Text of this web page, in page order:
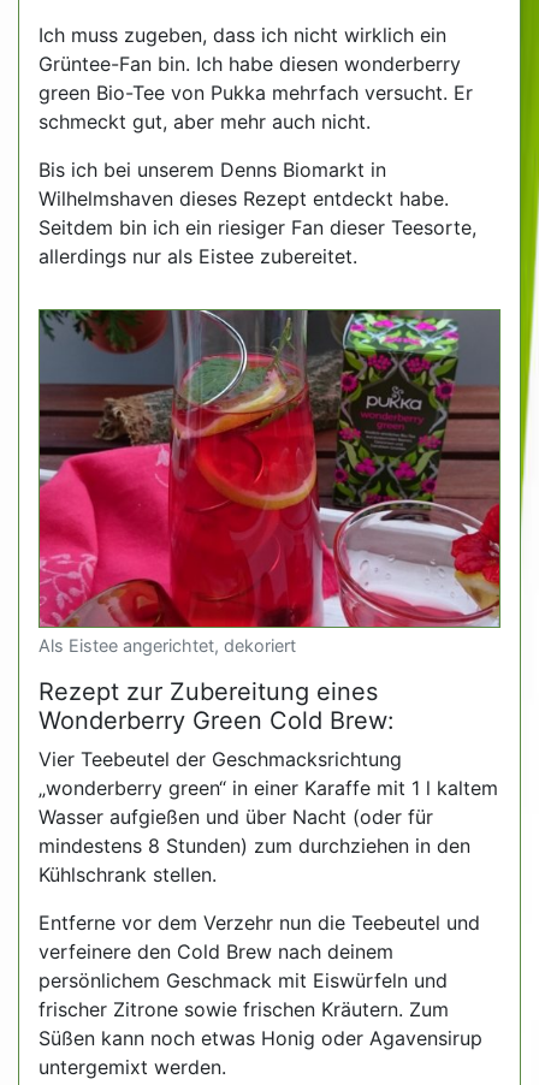
Ich muss zugeben, dass ich nicht wirklich ein
Grüntee-Fan bin. Ich habe diesen wonderberry
green Bio-Tee von Pukka mehrfach versucht. Er
schmeckt gut, aber mehr auch nicht.
Bis ich bei unserem Denns Biomarkt in
Wilhelmshaven dieses Rezept entdeckt habe.
Seitdem bin ich ein riesiger Fan dieser Teesorte,
allerdings nur als Eistee zubereitet.
Als Eistee angerichtet, dekoriert
Rezept zur Zubereitung eines
Wonderberry Green Cold Brew:
Vier Teebeutel der Geschmacksrichtung
„wonderberry green“ in einer Karaffe mit 1 l kaltem
Wasser aufgießen und über Nacht (oder für
mindestens 8 Stunden) zum durchziehen in den
Kühlschrank stellen.
Entferne vor dem Verzehr nun die Teebeutel und
verfeinere den Cold Brew nach deinem
persönlichem Geschmack mit Eiswürfeln und
frischer Zitrone sowie frischen Kräutern. Zum
Süßen kann noch etwas Honig oder Agavensirup
untergemixt werden.